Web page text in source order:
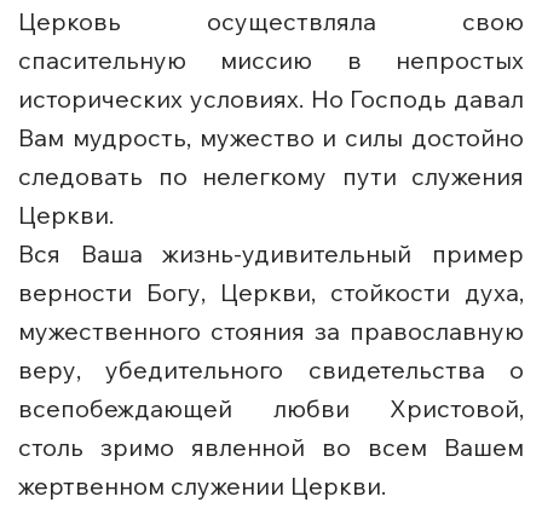
Церковь осуществляла свою
спасительную миссию в непростых
исторических условиях. Но Господь давал
Вам мудрость, мужество и силы достойно
следовать по нелегкому пути служения
Церкви.
Вся Ваша жизнь-удивительный пример
верности Богу, Церкви, стойкости духа,
мужественного стояния за православную
веру, убедительного свидетельства о
всепобеждающей любви Христовой,
столь зримо явленной во всем Вашем
жертвенном служении Церкви.